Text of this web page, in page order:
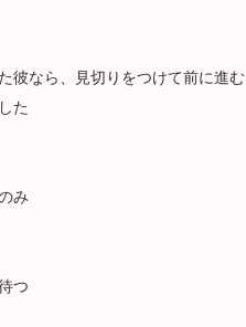
彼なら、見切りをつけて前に進む
た
み
つ